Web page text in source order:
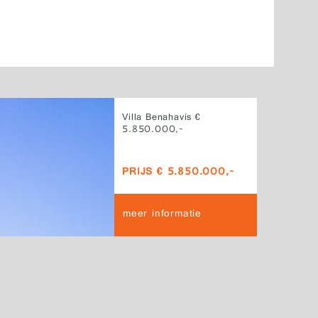
Villa Benahavís €
5.850.000,-
PRIJS € 5.850.000,-
meer informatie